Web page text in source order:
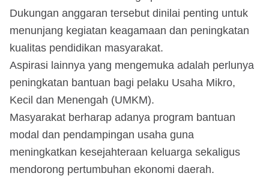
Dukungan anggaran tersebut dinilai penting untuk
menunjang kegiatan keagamaan dan peningkatan
kualitas pendidikan masyarakat.
Aspirasi lainnya yang mengemuka adalah perlunya
peningkatan bantuan bagi pelaku Usaha Mikro,
Kecil dan Menengah (UMKM).
Masyarakat berharap adanya program bantuan
modal dan pendampingan usaha guna
meningkatkan kesejahteraan keluarga sekaligus
mendorong pertumbuhan ekonomi daerah.